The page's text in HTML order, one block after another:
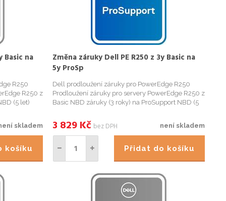
Basic na
R250
R250 z
(5 let)
je
skladem
košíku
Změna záruky Dell PE R250 z 3y Basic na
5y ProSp
Dell prodloužení záruky pro PowerEdge R250
Prodloužení záruky pro servery PowerEdge R250 z
Basic NBD záruky (3 roky) na ProSupport NBD (5
potřebovat Service Tag (výrobní číslo) serveru.
Záruku je možné objednat...
není skladem
3 829Kč bez DPH
Přidat do košíku